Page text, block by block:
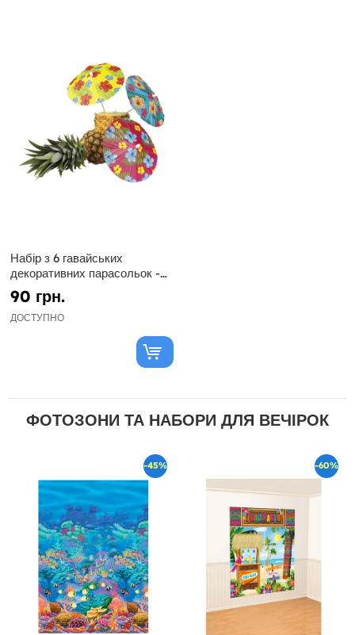
Набір з 6 гавайських
декоративних парасольок -
гібіскус
90 грн.
ДОСТУПНО
ФОТОЗОНИ ТА НАБОРИ ДЛЯ ВЕЧІРОК
-45% -60%